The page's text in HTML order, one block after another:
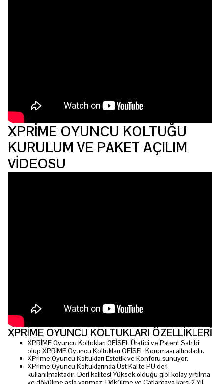
XPRİME OYUNCU KOLTUĞU
KURULUM VE PAKET AÇILIM
VİDEOSU
XPRİME OYUNCU KOLTUKLARI ÖZELLİKLERİ
XPRİME Oyuncu Koltukları OFİSEL Üretici ve Patent Sahibi
olup XPRİME Oyuncu Koltukları OFİSEL Koruması altındadır.
XPrime Oyuncu Koltukları Estetik ve Konforu sunuyor.
XPrime Oyuncu Koltuklarında Üst Kalite PU deri
kullanılmaktadır. Deri kalitesi Yüksek olduğu gibi kolay yırtılma
ve dökülme asla yapmaz. Dökülme ve Çatlamaya karşı 2 Yıl